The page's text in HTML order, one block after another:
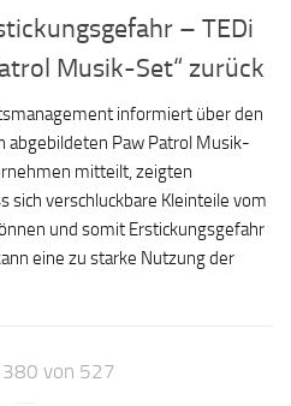
– TEDi
Musik-Set“ zurück
informiert über den
abgebildeten Paw Patrol Musik-
mitteilt, zeigten
sich verschluckbare Kleinteile vom
und somit Erstickungsgefahr
eine zu starke Nutzung der
von 527